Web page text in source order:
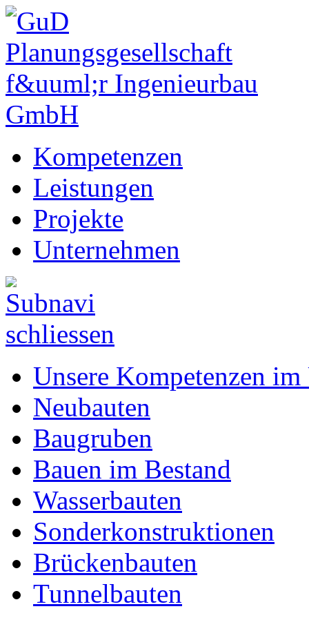
Kompetenzen
Leistungen
Projekte
Unternehmen
Unsere Kompetenzen
Neubauten
Baugruben
Bauen im Bestand
Wasserbauten
Sonderkonstruktionen
Brückenbauten
Tunnelbauten